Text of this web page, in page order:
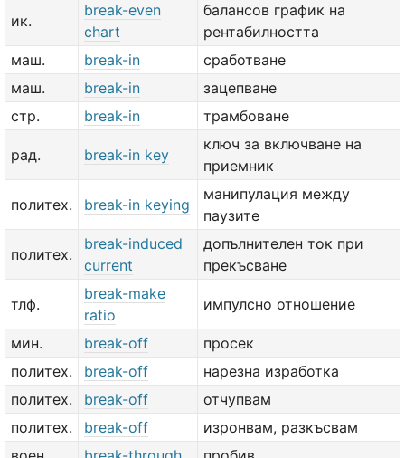
ик.
break-even
chart
балансов график на
рентабилността
маш.
break-in
сработване
маш.
break-in
зацепване
стр.
break-in трамбоване
рад. break-in key
ключ за включване на
приемник
политех. break-in keying
манипулация между
паузите
политех.
break-induced
current
допълнителен ток при
прекъсване
тлф.
break-make
ratio
импулсно отношение
мин. break-off
просек
политех.
break-off
нарезна изработка
политех.
break-off
отчупвам
политех.
break-off
изронвам, разкъсвам